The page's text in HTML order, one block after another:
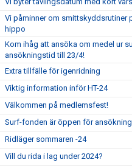
Vi påminner om smittskyddsrutiner
hippo
Kom ihåg att ansöka om medel ur
ansökningstid till 23/4!
Extra tillfälle för igenridning
Viktig information inför HT-24
Välkommen på medlemsfest!
Surf-fonden är öppen för
Ridläger sommaren -24
Vill du rida i lag under 2024?